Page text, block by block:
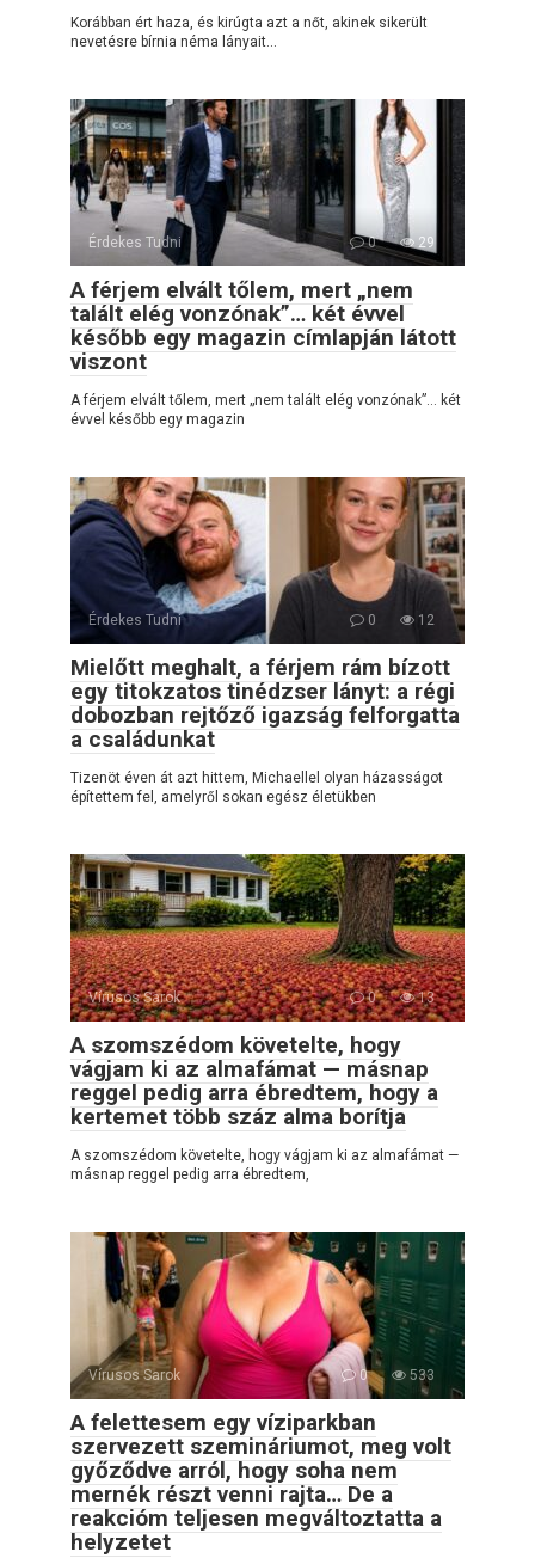
Korábban ért haza, és kirúgta azt a nőt, akinek sikerült
nevetésre bírnia néma lányait…
Érdekes Tudni 0 29
A férjem elvált tőlem, mert „nem
talált elég vonzónak”… két évvel
később egy magazin címlapján látott
viszont
A férjem elvált tőlem, mert „nem talált elég vonzónak”… két
évvel később egy magazin
Érdekes Tudni 0 12
Mielőtt meghalt, a férjem rám bízott
egy titokzatos tinédzser lányt: a régi
dobozban rejtőző igazság felforgatta
a családunkat
Tizenöt éven át azt hittem, Michaellel olyan házasságot
építettem fel, amelyről sokan egész életükben
Vírusos Sarok 0 13
A szomszédom követelte, hogy
vágjam ki az almafámat — másnap
reggel pedig arra ébredtem, hogy a
kertemet több száz alma borítja
A szomszédom követelte, hogy vágjam ki az almafámat —
másnap reggel pedig arra ébredtem,
Vírusos Sarok 0 533
A felettesem egy víziparkban
szervezett szemináriumot, meg volt
győződve arról, hogy soha nem
mernék részt venni rajta… De a
reakcióm teljesen megváltoztatta a
helyzetet